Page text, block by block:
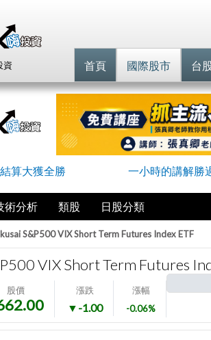
資 首頁 國際股市 台
算大獲全勝 一小時的講解勝
術分析 類股 日股分類
S&P500 VIX Short Term Futures Index ETF
VIX Short Term Futures
股價 漲跌
▼-1.00
漲幅
-0.06%